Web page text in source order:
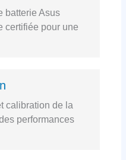
batterie Asus
certifiée pour une
calibration de la
performances